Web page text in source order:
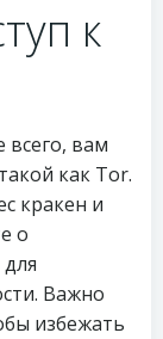
к
всего, вам
как Tor.
кракен и
о
Важно
избежать